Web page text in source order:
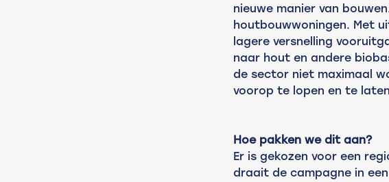
nieuwe manier van
houtbouwwoningen. Met
lagere versnelling
naar hout en andere
de sector niet maximaal
voorop te lopen en te
Hoe pakken we dit aan?
Er is gekozen voor een
draait de campagne in